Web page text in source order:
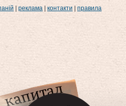
реклама контакти правила